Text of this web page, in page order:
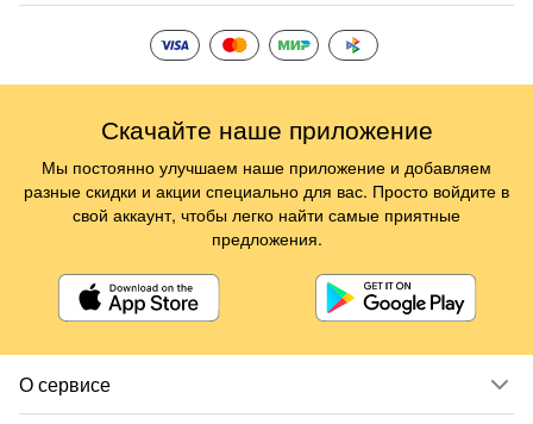
О сервисе
Скачайте наше приложение
Мы постоянно улучшаем наше приложение и добавляем
разные скидки и акции специально для вас. Просто войдите в
свой аккаунт, чтобы легко найти самые приятные
предложения.